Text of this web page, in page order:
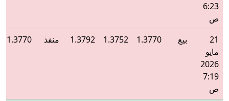
6:23
ص
21
مايو
2026
7:19
ص
بيع 1.3770
1.3752
1.3792 منفذ 1.3770